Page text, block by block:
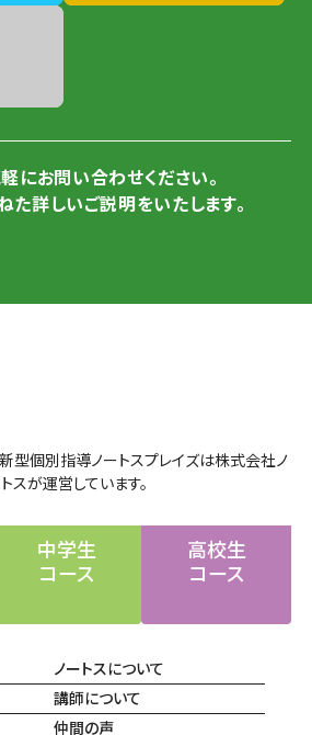
にお問い合わせください。
詳しいご説明をいたします。
型個別指導ノートスプレイズは株式会社ノ
スが運営しています。
中学生
コース
高校生
コース
ノートスについて
講師について
仲間の声